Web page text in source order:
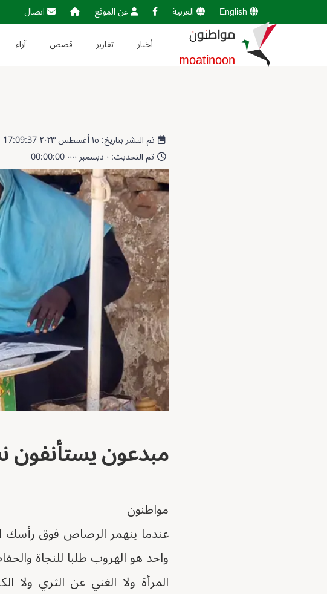
English العربية عن الموقع اتصال
مواطنون
moatinoon
أخبار تقارير قصص آراء
تم النشر بتاريخ: ١٥ أغسطس ٢٠٢٣ 17:09:37
تم التحديث: ٠ ديسمبر ٠٠٠٠ 00:00:00
مبدعون يستأنفون
مواطنون
عندما ينهمر الرصاص فوق رأسك
واحد هو الهروب طلبا للنجاة
المرأة ولا الغني عن الثري